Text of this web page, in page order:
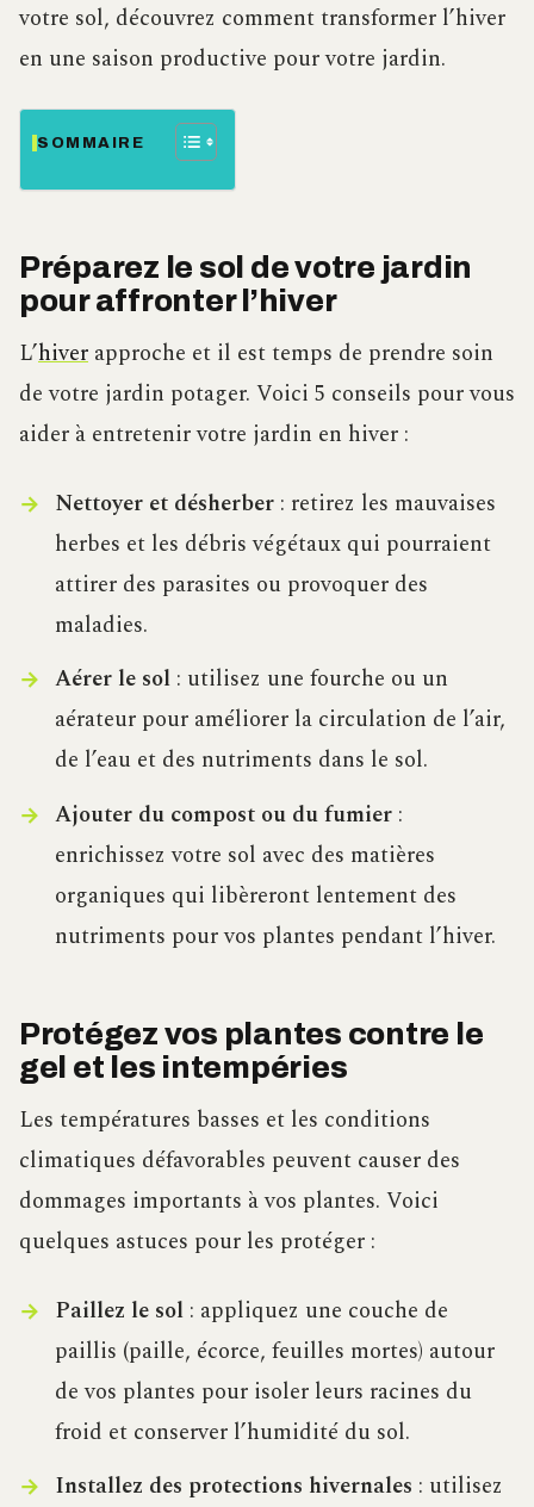
votre sol, découvrez comment transformer l’hiver
en une saison productive pour votre jardin.
SOMMAIRE
Préparez le sol de votre jardin
pour affronter l’hiver
L’hiver approche et il est temps de prendre soin
de votre jardin potager. Voici 5 conseils pour vous
aider à entretenir votre jardin en hiver :
Nettoyer et désherber: retirez les mauvaises
herbes et les débris végétaux qui pourraient
attirer des parasites ou provoquer des
maladies.
Aérer le sol: utilisez une fourche ou un
aérateur pour améliorer la circulation de l’air,
de l’eau et des nutriments dans le sol.
Ajouter du compost ou du fumier:
enrichissez votre sol avec des matières
organiques qui libèreront lentement des
nutriments pour vos plantes pendant l’hiver.
Protégez vos plantes contre le
gel et les intempéries
Les températures basses et les conditions
climatiques défavorables peuvent causer des
dommages importants à vos plantes. Voici
quelques astuces pour les protéger :
Paillez le sol: appliquez une couche de
paillis (paille, écorce, feuilles mortes) autour
de vos plantes pour isoler leurs racines du
froid et conserver l’humidité du sol.
Installez des protections hivernales : utilisez